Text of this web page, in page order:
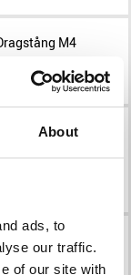
About
ads, to
our traffic.
of our site with
M4